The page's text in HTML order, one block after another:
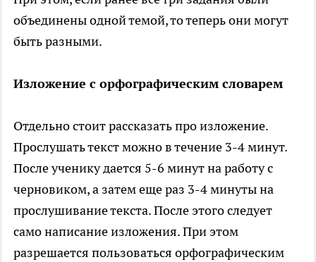
объединены одной темой, то теперь они могут
быть разными.
Изложение с орфографическим словарем
Отдельно стоит рассказать про изложение.
Прослушать текст можно в течение 3-4 минут.
После ученику дается 5-6 минут на работу с
черновиком, а затем еще раз 3-4 минуты на
прослушивание текста. После этого следует
само написание изложения. При этом
разрешается пользоваться орфографическим